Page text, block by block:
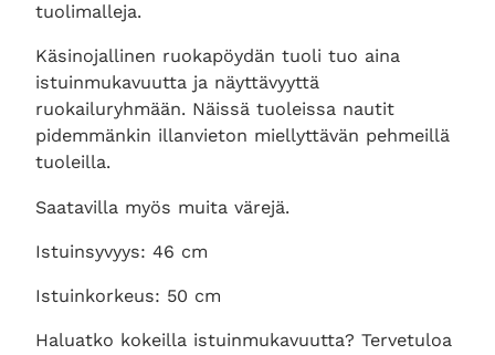
tuolimalleja.
Käsinojallinen ruokapöydän tuoli tuo aina
istuinmukavuutta ja näyttävyyttä
ruokailuryhmään. Näissä tuoleissa nautit
pidemmänkin illanvieton miellyttävän pehmeillä
tuoleilla.
Saatavilla myös muita värejä.
Istuinsyvyys: 46 cm
Istuinkorkeus: 50 cm
Haluatko kokeilla istuinmukavuutta? Tervetuloa